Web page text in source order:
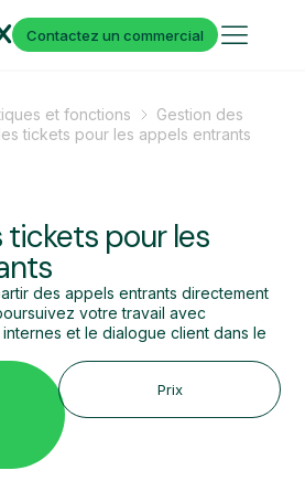
Contactez un commercial
et fonctions
Gestion des
tickets pour les appels entrants
tickets pour les
des appels entrants directement
votre travail avec
et le dialogue client dans le
Prix